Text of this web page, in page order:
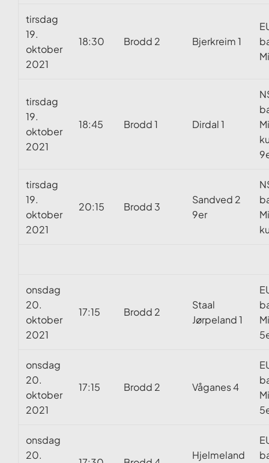
tirsdag
19.
oktober
2021
18:30 Brodd 2 Bjerkreim 1
tirsdag
19.
oktober
2021
18:45 Brodd 1 Dirdal 1
tirsdag
19.
oktober
2021
20:15 Brodd 3
Sandved 2
9er
onsdag
20.
oktober
2021
17:15 Brodd 2
Staal
Jørpeland 1
onsdag
20.
oktober
2021
17:15 Brodd 2 Våganes 4
onsdag
20.
Hjelmeland